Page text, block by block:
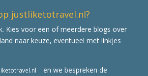
justliketotravel.nl?
Kies voor een of meerdere blogs over
naar keuze, eventueel met linkjes
en we bespreken de